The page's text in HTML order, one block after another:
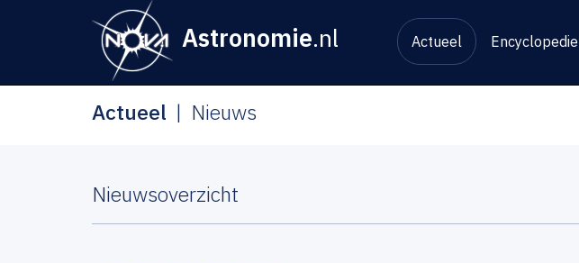
Astronomie.nl Actueel Encyclopedie
Actueel Nieuws
Nieuwsoverzicht